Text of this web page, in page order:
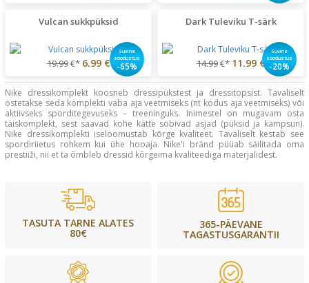
Vulcan sukkpüksid
Suvine
soodustus
-65%
19.99€* 6.99 €
Dark Tuleviku T-särk
Suvine
soodustus
-20%
14.99€* 11.99 €
Nike dressikomplekt koosneb dressipükstest ja dressitopsist. Tavaliselt
ostetakse seda komplekti vaba aja veetmiseks (nt kodus aja veetmiseks) või
aktiivseks sporditegevuseks – treeninguks. Inimestel on mugavam osta
täiskomplekt, sest saavad kohe kätte sobivad asjad (püksid ja kampsun).
Nike dressikomplekti iseloomustab kõrge kvaliteet. Tavaliselt kestab see
spordiriietus rohkem kui ühe hooaja. Nike'i bränd püüab säilitada oma
prestiiži, nii et ta õmbleb dressid kõrgeima kvaliteediga materjalidest.
TASUTA TARNE ALATES
80€
365-PÄEVANE
TAGASTUSGARANTII